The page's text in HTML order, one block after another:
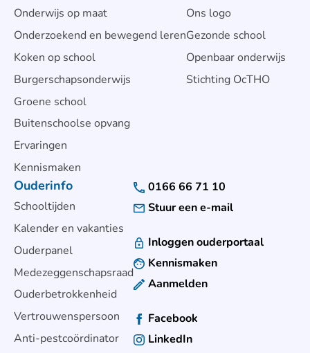
Onderwijs op maat
Onderzoekend en bewegend leren
Koken op school
Burgerschapsonderwijs
Groene school
Buitenschoolse opvang
Ervaringen
Kennismaken
Ons logo
Gezonde school
Openbaar onderwijs
Stichting OcTHO
Ouderinfo
Schooltijden
Kalender en vakanties
Ouderpanel
Medezeggenschapsraad
Ouderbetrokkenheid
Vertrouwenspersoon
Anti-pestcoördinator
0166 66 71 10
Stuur een e-mail
Inloggen ouderportaal
Kennismaken
Aanmelden
Facebook
LinkedIn